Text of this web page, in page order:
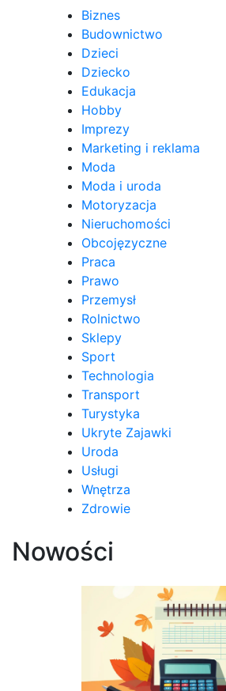
Biznes
Budownictwo
Dzieci
Dziecko
Edukacja
Hobby
Imprezy
Marketing i reklama
Moda
Moda i uroda
Motoryzacja
Nieruchomości
Obcojęzyczne
Praca
Prawo
Przemysł
Rolnictwo
Sklepy
Sport
Technologia
Transport
Turystyka
Ukryte Zajawki
Uroda
Usługi
Wnętrza
Zdrowie
Nowości